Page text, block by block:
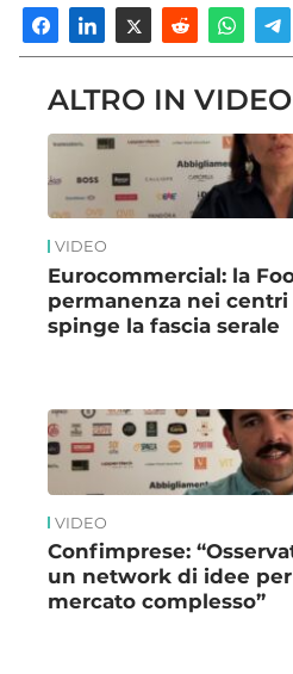
ALTRO IN VIDEO
VIDEO
Eurocommercial: la
permanenza nei
spinge la fascia serale
VIDEO
Confimprese:
un network di idee
mercato complesso”